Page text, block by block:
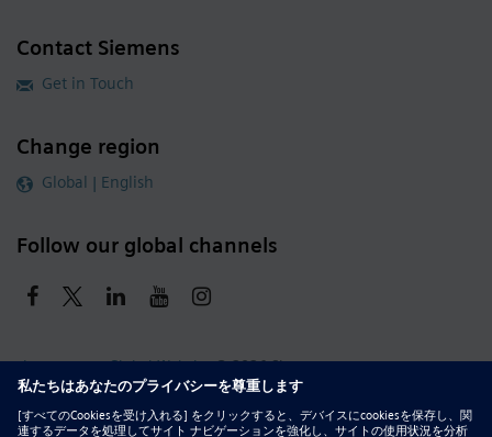
Contact Siemens
Get in Touch
Change region
Global | English
Follow our global channels
siemens.com Global Website © 2026 Siemens
Whistleblowing Corporate Information